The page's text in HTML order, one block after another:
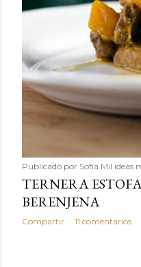
Publicado por Sofía Mil ideas
TERNERA
BERENJENA
Compartir 11 comentarios